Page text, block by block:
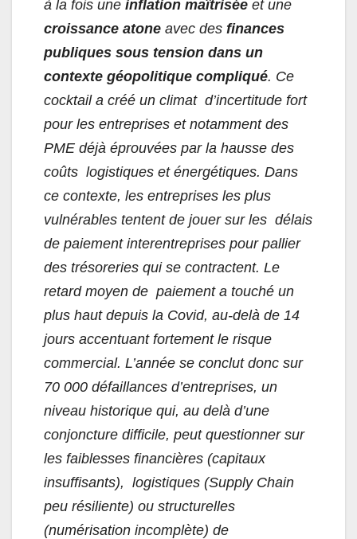
à la fois une inflation maîtrisée et une
croissance atone avec des finances
publiques sous tension dans un
contexte géopolitique compliqué. Ce
cocktail a créé un climat d’incertitude fort
pour les entreprises et notamment des
PME déjà éprouvées par la hausse des
coûts logistiques et énergétiques. Dans
ce contexte, les entreprises les plus
vulnérables tentent de jouer sur les délais
de paiement interentreprises pour pallier
des trésoreries qui se contractent. Le
retard moyen de paiement a touché un
plus haut depuis la Covid, au-delà de 14
jours accentuant fortement le risque
commercial. L’année se conclut donc sur
70 000 défaillances d’entreprises, un
niveau historique qui, au delà d’une
conjoncture difficile, peut questionner sur
les faiblesses financières (capitaux
insuffisants), logistiques (Supply Chain
peu résiliente) ou structurelles
(numérisation incomplète) de